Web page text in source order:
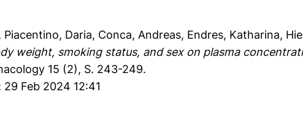
Piacentino, Daria, Conca, Andreas, Endres, Katharina,
weight, smoking status, and sex on plasma
15 (2), S. 243-249.
Feb 2024 12:41